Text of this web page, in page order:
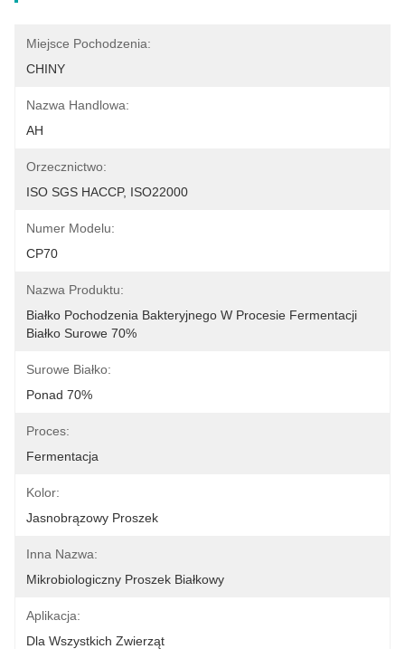
Miejsce Pochodzenia:
CHINY
Nazwa Handlowa:
AH
Orzecznictwo:
ISO SGS HACCP, ISO22000
Numer Modelu:
CP70
Nazwa Produktu:
Białko Pochodzenia Bakteryjnego W Procesie Fermentacji
Białko Surowe 70%
Surowe Białko:
Ponad 70%
Proces:
Fermentacja
Kolor:
Jasnobrązowy Proszek
Inna Nazwa:
Mikrobiologiczny Proszek Białkowy
Aplikacja:
Dla Wszystkich Zwierząt